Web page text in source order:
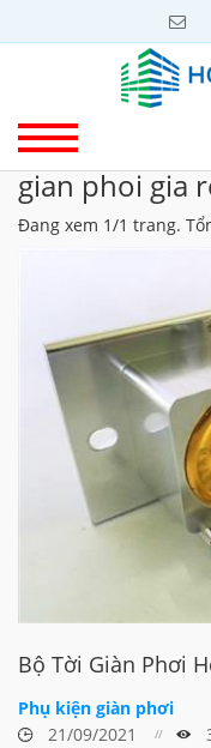
gian phoi gia
Đang xem 1/1 trang.
Bộ Tời Giàn Phơi
Phụ kiện giàn phơi
21/09/2021